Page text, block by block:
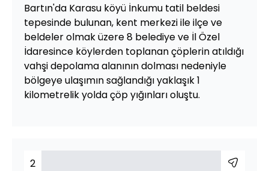
Bartın'da Karasu köyü İnkumu tatil beldesi
tepesinde bulunan, kent merkezi ile ilçe ve
beldeler olmak üzere 8 belediye ve İl Özel
İdaresince köylerden toplanan çöplerin atıldığı
vahşi depolama alanının dolması nedeniyle
bölgeye ulaşımın sağlandığı yaklaşık 1
kilometrelik yolda çöp yığınları oluştu.
2